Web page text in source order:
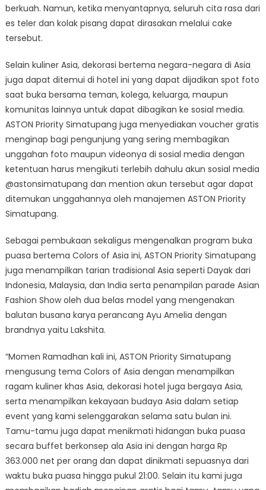
berkuah. Namun, ketika menyantapnya, seluruh cita rasa dari
es teler dan kolak pisang dapat dirasakan melalui cake
tersebut.
Selain kuliner Asia, dekorasi bertema negara-negara di Asia
juga dapat ditemui di hotel ini yang dapat dijadikan spot foto
saat buka bersama teman, kolega, keluarga, maupun
komunitas lainnya untuk dapat dibagikan ke sosial media.
ASTON Priority Simatupang juga menyediakan voucher gratis
menginap bagi pengunjung yang sering membagikan
unggahan foto maupun videonya di sosial media dengan
ketentuan harus mengikuti terlebih dahulu akun sosial media
@astonsimatupang dan mention akun tersebut agar dapat
ditemukan unggahannya oleh manajemen ASTON Priority
Simatupang.
Sebagai pembukaan sekaligus mengenalkan program buka
puasa bertema Colors of Asia ini, ASTON Priority Simatupang
juga menampilkan tarian tradisional Asia seperti Dayak dari
Indonesia, Malaysia, dan India serta penampilan parade Asian
Fashion Show oleh dua belas model yang mengenakan
balutan busana karya perancang Ayu Amelia dengan
brandnya yaitu Lakshita.
“Momen Ramadhan kali ini, ASTON Priority Simatupang
mengusung tema Colors of Asia dengan menampilkan
ragam kuliner khas Asia, dekorasi hotel juga bergaya Asia,
serta menampilkan kekayaan budaya Asia dalam setiap
event yang kami selenggarakan selama satu bulan ini.
Tamu-tamu juga dapat menikmati hidangan buka puasa
secara buffet berkonsep ala Asia ini dengan harga Rp
363.000 net per orang dan dapat dinikmati sepuasnya dari
waktu buka puasa hingga pukul 21:00. Selain itu kami juga